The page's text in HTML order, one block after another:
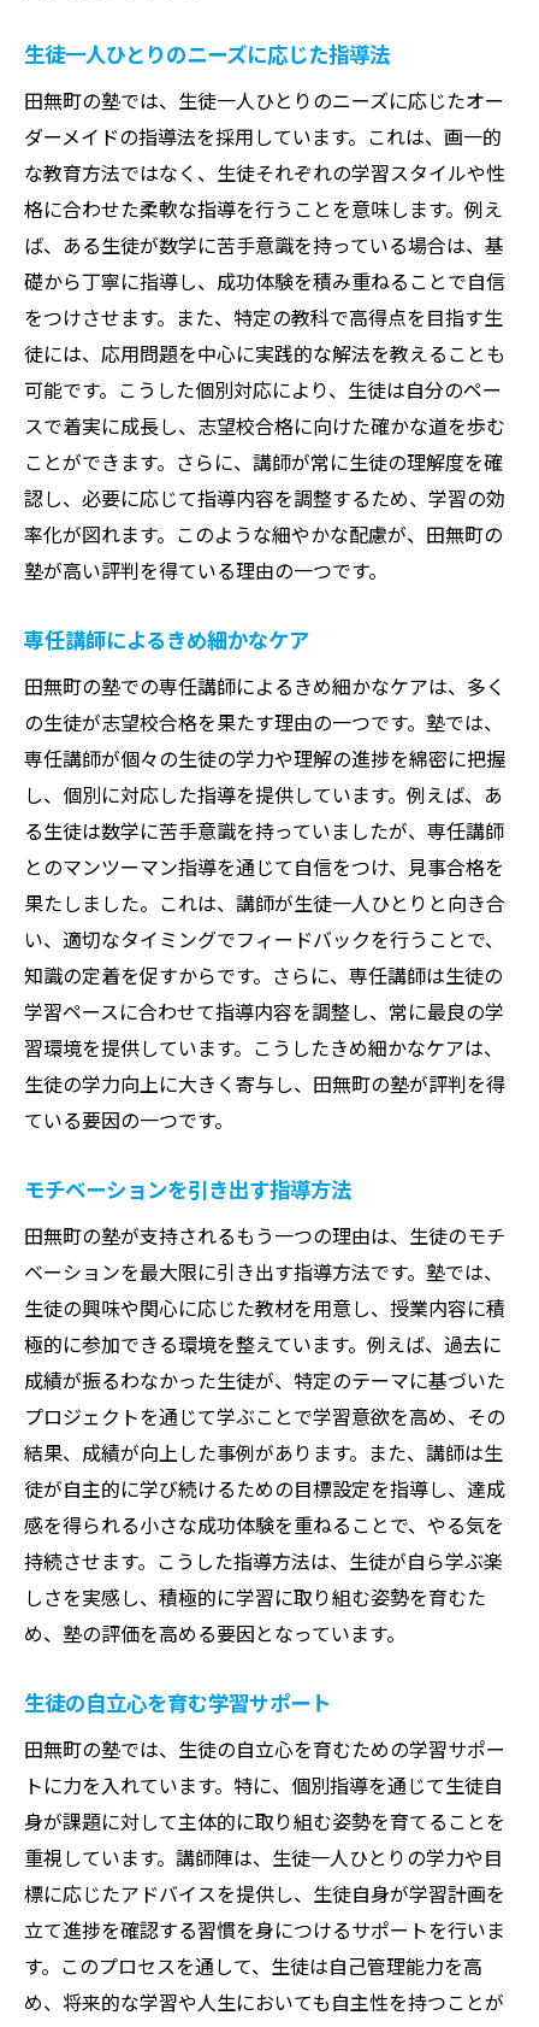
生徒一人ひとりのニーズに応じた指導法
田無町の塾では、生徒一人ひとりのニーズに応じたオー
ダーメイドの指導法を採用しています。これは、画一的
な教育方法ではなく、生徒それぞれの学習スタイルや性
格に合わせた柔軟な指導を行うことを意味します。例え
ば、ある生徒が数学に苦手意識を持っている場合は、基
礎から丁寧に指導し、成功体験を積み重ねることで自信
をつけさせます。また、特定の教科で高得点を目指す生
徒には、応用問題を中心に実践的な解法を教えることも
可能です。こうした個別対応により、生徒は自分のペー
スで着実に成長し、志望校合格に向けた確かな道を歩む
ことができます。さらに、講師が常に生徒の理解度を確
認し、必要に応じて指導内容を調整するため、学習の効
率化が図れます。このような細やかな配慮が、田無町の
塾が高い評判を得ている理由の一つです。
専任講師によるきめ細かなケア
田無町の塾での専任講師によるきめ細かなケアは、多く
の生徒が志望校合格を果たす理由の一つです。塾では、
専任講師が個々の生徒の学力や理解の進捗を綿密に把握
し、個別に対応した指導を提供しています。例えば、あ
る生徒は数学に苦手意識を持っていましたが、専任講師
とのマンツーマン指導を通じて自信をつけ、見事合格を
果たしました。これは、講師が生徒一人ひとりと向き合
い、適切なタイミングでフィードバックを行うことで、
知識の定着を促すからです。さらに、専任講師は生徒の
学習ペースに合わせて指導内容を調整し、常に最良の学
習環境を提供しています。こうしたきめ細かなケアは、
生徒の学力向上に大きく寄与し、田無町の塾が評判を得
ている要因の一つです。
モチベーションを引き出す指導方法
田無町の塾が支持されるもう一つの理由は、生徒のモチ
ベーションを最大限に引き出す指導方法です。塾では、
生徒の興味や関心に応じた教材を用意し、授業内容に積
極的に参加できる環境を整えています。例えば、過去に
成績が振るわなかった生徒が、特定のテーマに基づいた
プロジェクトを通じて学ぶことで学習意欲を高め、その
結果、成績が向上した事例があります。また、講師は生
徒が自主的に学び続けるための目標設定を指導し、達成
感を得られる小さな成功体験を重ねることで、やる気を
持続させます。こうした指導方法は、生徒が自ら学ぶ楽
しさを実感し、積極的に学習に取り組む姿勢を育むた
め、塾の評価を高める要因となっています。
生徒の自立心を育む学習サポート
田無町の塾では、生徒の自立心を育むための学習サポー
トに力を入れています。特に、個別指導を通じて生徒自
身が課題に対して主体的に取り組む姿勢を育てることを
重視しています。講師陣は、生徒一人ひとりの学力や目
標に応じたアドバイスを提供し、生徒自身が学習計画を
立て進捗を確認する習慣を身につけるサポートを行いま
す。このプロセスを通して、生徒は自己管理能力を高
め、将来的な学習や人生においても自主性を持つことが